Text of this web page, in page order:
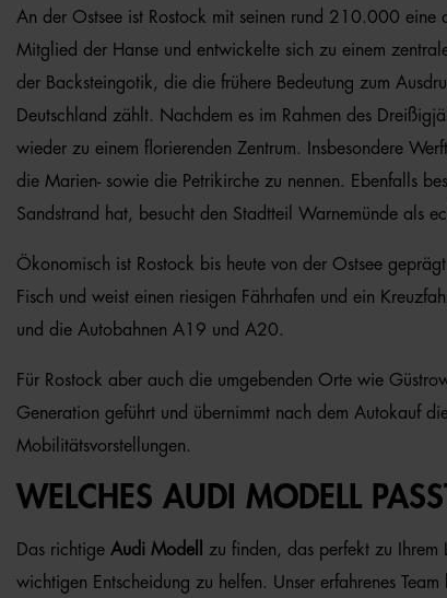
An der Ostsee ist Rostock mit seinen rund 210.000
Mitglied der Hanse und entwickelte sich zu einem
der Backsteingotik, die die frühere Bedeutung zum
Deutschland zählt. Nachdem es im Rahmen des
wieder zu einem florierenden Zentrum. Insbesondere
die Marien- sowie die Petrikirche zu nennen. Ebenfalls
Sandstrand hat, besucht den Stadtteil Warnemünde als
Ökonomisch ist Rostock bis heute von der Ostsee
Fisch und weist einen riesigen Fährhafen und ein
und die Autobahnen A19 und A20.
Für Rostock aber auch die umgebenden Orte wie
Generation geführt und übernimmt nach dem Autokauf
Mobilitätsvorstellungen.
WELCHES AUDI MODELL
Das richtige Audi Modell
zu finden, das perfekt zu Ihrem
wichtigen Entscheidung zu helfen. Unser erfahrenes